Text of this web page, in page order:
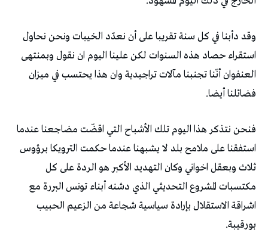
وقد دأبنا في كل سنة تقريبا على أن نعدّد الخيبات ونحن نحاول
استقراء حصاد هذه السنوات لكن علينا اليوم ان نقول وبمنتهى
العنفوان أنّنا تجنبنا مآلات تراجيدية وان هذا يحتسب في ميزان
فضائلنا أيضا.
فنحن نتذكر هذا اليوم تلك الأشباح التي اقضّت مضاجعنا عندما
استفقنا على ملامح بلد لا يشبهنا عندما حكمت الترويكا برؤوس
ثلاث وبعقل اخواني وكان التهديد الأكبر هو الردة على كل
مكتسبات المشروع التحديثي الذي دشنه أبناء تونس البررة مع
اشراقة الاستقلال بإرادة سياسية شجاعة من الزعيم الحبيب
بورقيبة.